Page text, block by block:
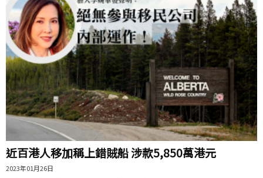
近百港人移加稱上錯賊船 涉款5,850萬港元
2023年01月26日